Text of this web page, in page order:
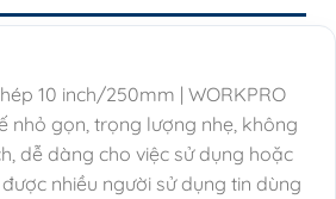
10 inch/250mm | WORKPRO
nhỏ gọn, trọng lượng nhẹ, không
dễ dàng cho việc sử dụng hoặc
nhiều người sử dụng tin dùng